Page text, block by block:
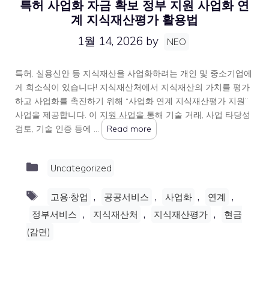
특허 사업화 자금 확보 정부 지원 사업화 연
계 지식재산평가 활용법
1월 14, 2026 by NEO
특허, 실용신안 등 지식재산을 사업화하려는 개인 및 중소기업에
게 희소식이 있습니다! 지식재산처에서 지식재산의 가치를 평가
하고 사업화를 촉진하기 위해 “사업화 연계 지식재산평가 지원”
사업을 제공합니다. 이 지원 사업을 통해 기술 거래, 사업 타당성
검토, 기술 인증 등에 …
Read more
Categories
Uncategorized
Tags
고용·창업 , 공공서비스 , 사업화 , 연계 ,
정부서비스 , 지식재산처 , 지식재산평가 ,
현금
(감면)